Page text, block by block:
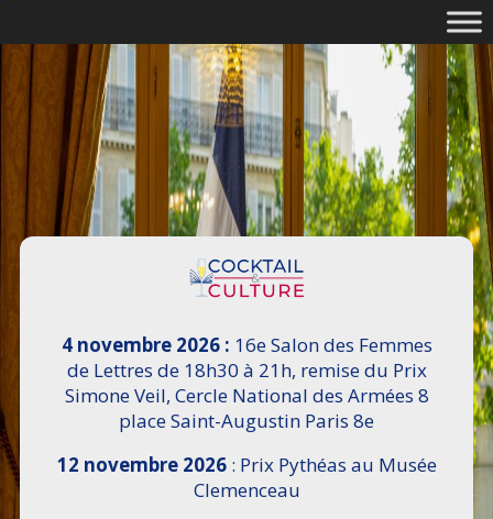
4 novembre 2026 : 16e Salon des Femmes
de Lettres de 18h30 à 21h, remise du Prix
Simone Veil, Cercle National des Armées 8
place Saint-Augustin Paris 8e
12 novembre 2026: Prix Pythéas au Musée
Clemenceau